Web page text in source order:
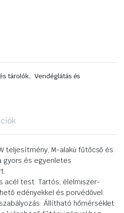
tárolók, Vendéglátás és
teljesítmény, M-alakú fűtőcső és
gyors és egyenletes
acél test: Tartós, élelmiszer-
edényekkel és porvédővel.
Állítható hőmérséklet